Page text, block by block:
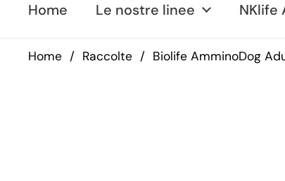
Home Le nostre linee NKlife
Home / Raccolte / Biolife AmminoDog